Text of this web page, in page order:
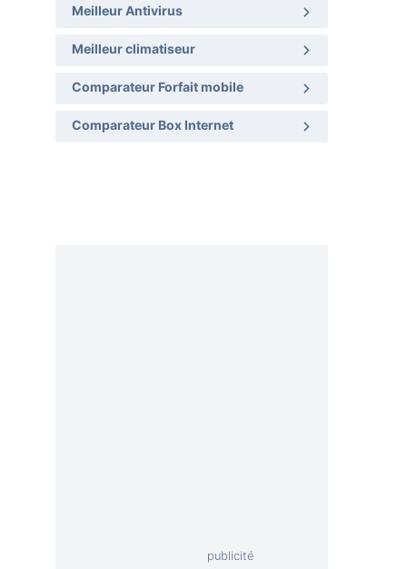
Meilleur Antivirus
Meilleur climatiseur
Comparateur Forfait mobile
Comparateur Box Internet